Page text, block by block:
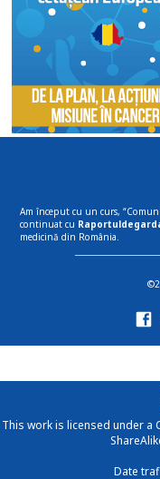
Am început cu un curs,
continuat cu
medicină din România.
This work is licensed under a
Date